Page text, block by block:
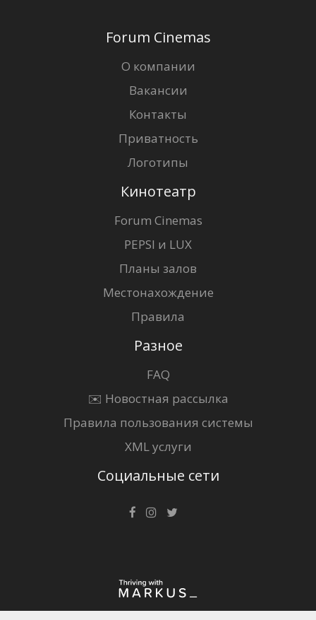
Forum Cinemas
О компании
Вакансии
Контакты
Приватность
Логотипы
Кинотеатр
Forum Cinemas
PEPSI и LUX
Планы залов
Местонахождение
Правила
Разное
FAQ
✉️ Новостная рассылка
Правила пользования системы
XML услуги
Социальные сети